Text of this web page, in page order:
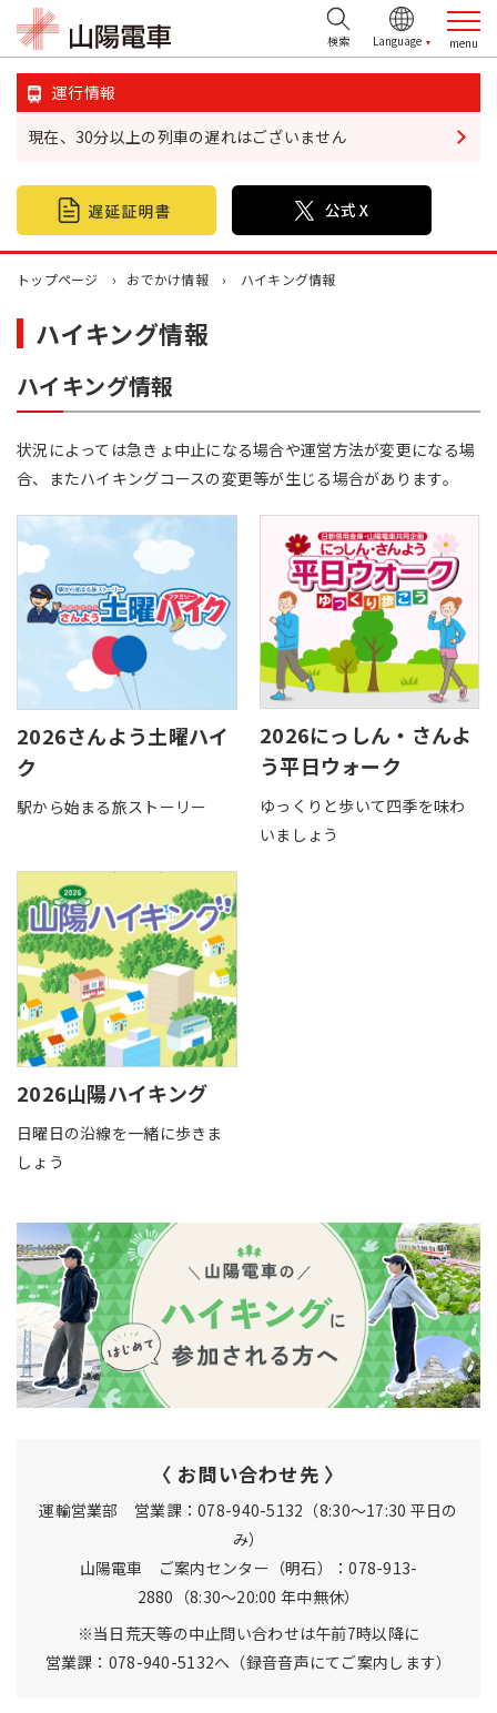
運行情報
現在、30分以上の列車の遅れはございません
トップページ おでかけ情報 ハイキング情報
ハイキング情報
ハイキング情報
状況によっては急きょ中止になる場合や運営方法が変更になる場
合、またハイキングコースの変更等が生じる場合があります。
2026さんよう土曜ハイ
ク
駅から始まる旅ストーリー
2026にっしん・さんよ
う平日ウォーク
ゆっくりと歩いて四季を味わ
いましょう
2026山陽ハイキング
日曜日の沿線を一緒に歩きま
しょう
〈 お問い合わせ先 〉
運輸営業部 営業課：078-940-5132（8:30〜17:30 平日の
み）
山陽電車 ご案内センター（明石）：078-913-
2880（8:30〜20:00 年中無休）
※当日荒天等の中止問い合わせは午前7時以降に
営業課：078-940-5132へ （録音音声にてご案内します）
検索
おでかけ情報
不動産情報
企業・IR情報
山陽電鉄グループ
お問い合わせ
採用情報
サイトマップ リンク集 個人情報の取扱いについて